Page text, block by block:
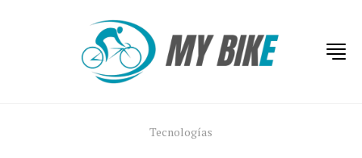
Tecnologías